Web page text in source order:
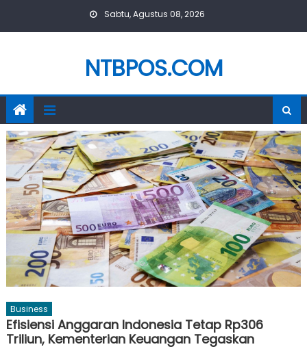
Sabtu, Agustus 08, 2026
NTBPOS.COM
Business
Efisiensi Anggaran Indonesia Tetap Rp306
Triliun, Kementerian Keuangan Tegaskan